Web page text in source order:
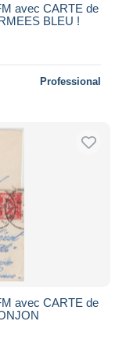
avec CARTE de
BLEU !
Professional
avec CARTE de